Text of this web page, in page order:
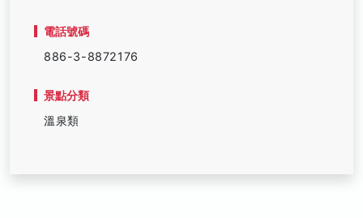
電話號碼
886-3-8872176
景點分類
溫泉類